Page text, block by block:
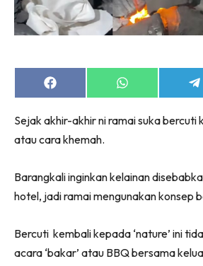
Share
on
Share
on
Sejak akhir-akhir ni ramai suka bercuti
atau cara khemah.
Barangkali inginkan kelainan
hotel, jadi ramai mengunakan konsep
Bercuti kembali kepada ‘nature’ ini
acara ‘bakar’ atau BBQ bersama